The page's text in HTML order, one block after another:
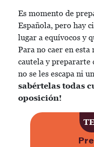
Es momento de
Española, pero hay
lugar a equívocos y
Para no caer en
cautela y prepararte
no se les escapa ni
sabértelas todas
oposición!